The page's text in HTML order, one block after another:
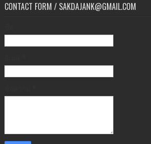
CONTACT FORM / SAKDAJANK@GMAIL.COM